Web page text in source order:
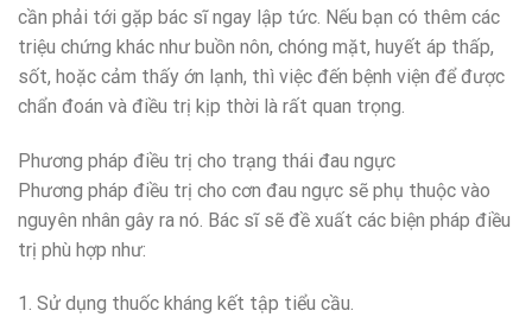
cần phải tới gặp bác sĩ ngay lập tức. Nếu bạn có thêm các
triệu chứng khác như buồn nôn, chóng mặt, huyết áp thấp,
sốt, hoặc cảm thấy ớn lạnh, thì việc đến bệnh viện để được
chẩn đoán và điều trị kịp thời là rất quan trọng.
Phương pháp điều trị cho trạng thái đau ngực
Phương pháp điều trị cho cơn đau ngực sẽ phụ thuộc vào
nguyên nhân gây ra nó. Bác sĩ sẽ đề xuất các biện pháp điều
trị phù hợp như:
1. Sử dụng thuốc kháng kết tập tiểu cầu.